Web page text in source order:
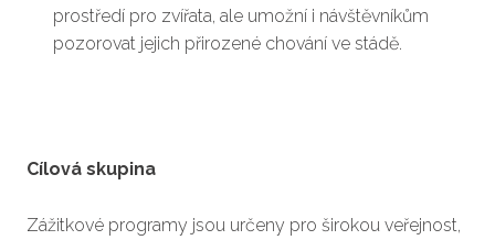
prostředí pro zvířata, ale umožní i návštěvníkům
pozorovat jejich přirozené chování ve stádě.
Cílová skupina
Zážitkové programy jsou určeny pro širokou veřejnost,